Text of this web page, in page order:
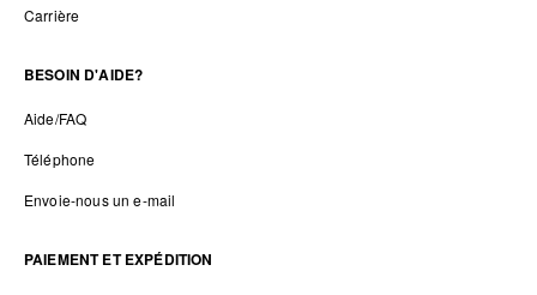
Carrière
BESOIN D'AIDE?
Aide/FAQ
Téléphone
Envoie-nous un e-mail
PAIEMENT ET EXPÉDITION